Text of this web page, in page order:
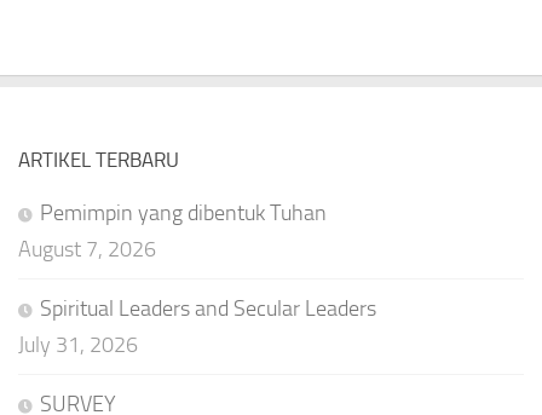
ARTIKEL TERBARU
Pemimpin yang dibentuk Tuhan
August 7, 2026
Spiritual Leaders and Secular Leaders
July 31, 2026
SURVEY